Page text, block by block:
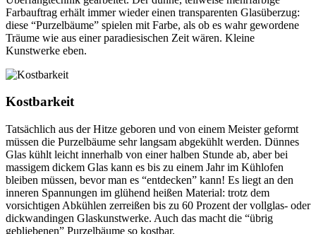
Farbauftrag erhält immer wieder einen transparenten Glasüberzug:
diese “Purzelbäume” spielen mit Farbe, als ob es wahr gewordene
Träume wie aus einer paradiesischen Zeit wären. Kleine
Kunstwerke eben.
Kostbarkeit
Tatsächlich aus der Hitze geboren und von einem Meister geformt
müssen die Purzelbäume sehr langsam abgekühlt werden. Dünnes
Glas kühlt leicht innerhalb von einer halben Stunde ab, aber bei
massigem dickem Glas kann es bis zu einem Jahr im Kühlofen
bleiben müssen, bevor man es “entdecken” kann! Es liegt an den
inneren Spannungen im glühend heißen Material: trotz dem
vorsichtigen Abkühlen zerreißen bis zu 60 Prozent der vollglas- oder
dickwandingen Glaskunstwerke. Auch das macht die “übrig
gebliebenen” Purzelbäume so kostbar.